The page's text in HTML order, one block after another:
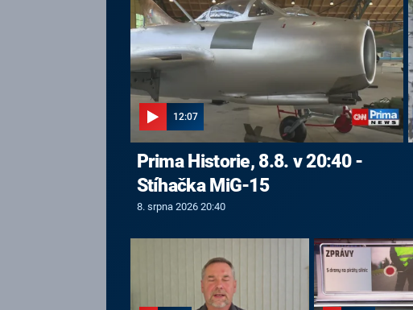
12:07
Prima Historie, 8.8. v 20:40 -
Stíhačka MiG-15
8. srpna 2026 20:40